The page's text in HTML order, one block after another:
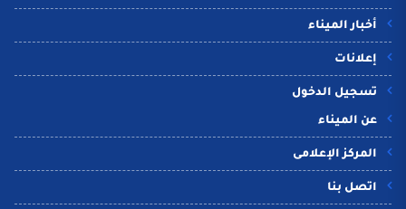
أخبار الميناء
إعلانات
تسجيل الدخول
عن الميناء
المركز الإعلامى
اتصل بنا